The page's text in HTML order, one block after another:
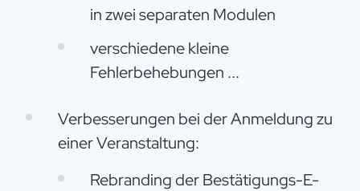
in zwei separaten Modulen
verschiedene kleine
Fehlerbehebungen ...
Verbesserungen bei der Anmeldung zu
einer Veranstaltung:
Rebranding der Bestätigungs-E-